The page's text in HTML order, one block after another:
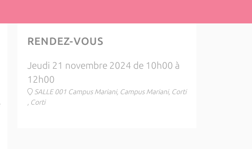
RENDEZ-VOUS
Jeudi 21 novembre 2024 de 10h00 à
12h00
SALLE 001 Campus Mariani, Campus Mariani, Corti
, Corti